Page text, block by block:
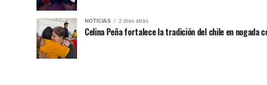
NOTICIAS 2 días atrás
Celina Peña fortalece la tradición del chile en nogada